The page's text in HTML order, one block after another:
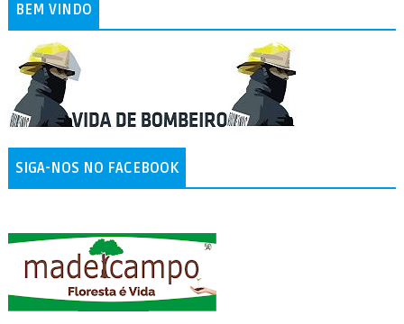
BEM VINDO
SIGA-NOS NO FACEBOOK